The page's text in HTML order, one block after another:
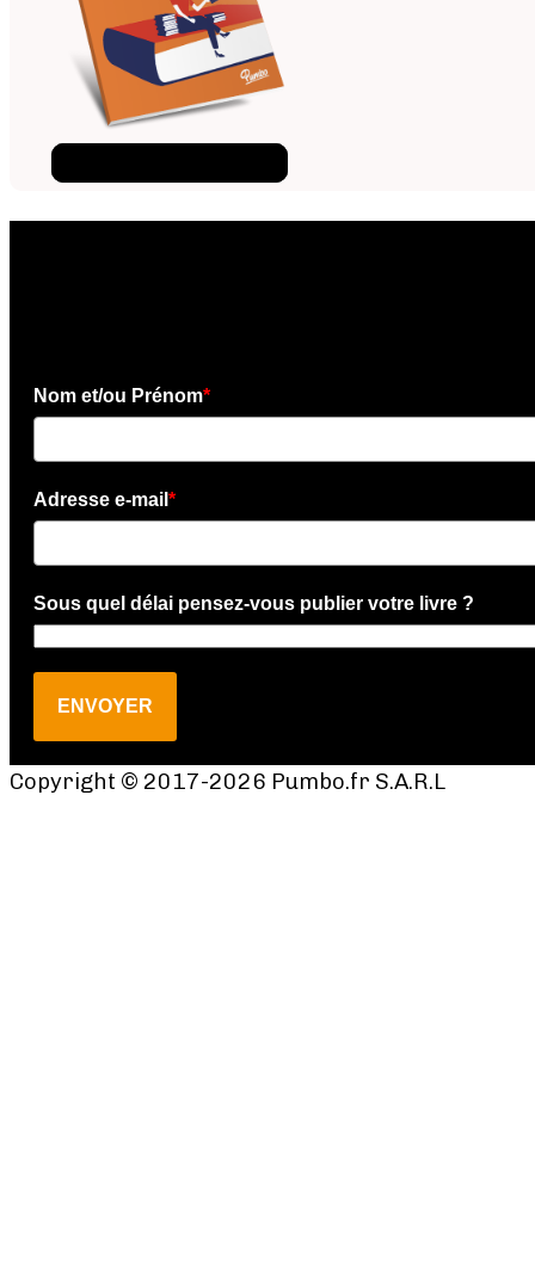
Nom et/ou Prénom*
Adresse e-mail *
Sous quel délai pensez-vous publier votre livre ?
ENVOYER
Copyright © 2017-2026 Pumbo.fr S.A.R.L